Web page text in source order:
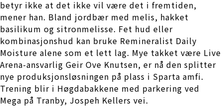
betyr ikke at det ikke vil være det i fremtiden,
mener han. Bland jordbær med melis, hakket
basilikum og sitronmelisse. Fet hud eller
kombinasjonshud kan bruke Remineralist Daily
Moisture alene som et lett lag. Mye takket være Live
Arena-ansvarlig Geir Ove Knutsen, er nå den splitter
nye produksjonsløsningen på plass i Sparta amfi.
Trening blir i Høgdabakkene med parkering ved
Mega på Tranby, Jospeh Kellers vei.